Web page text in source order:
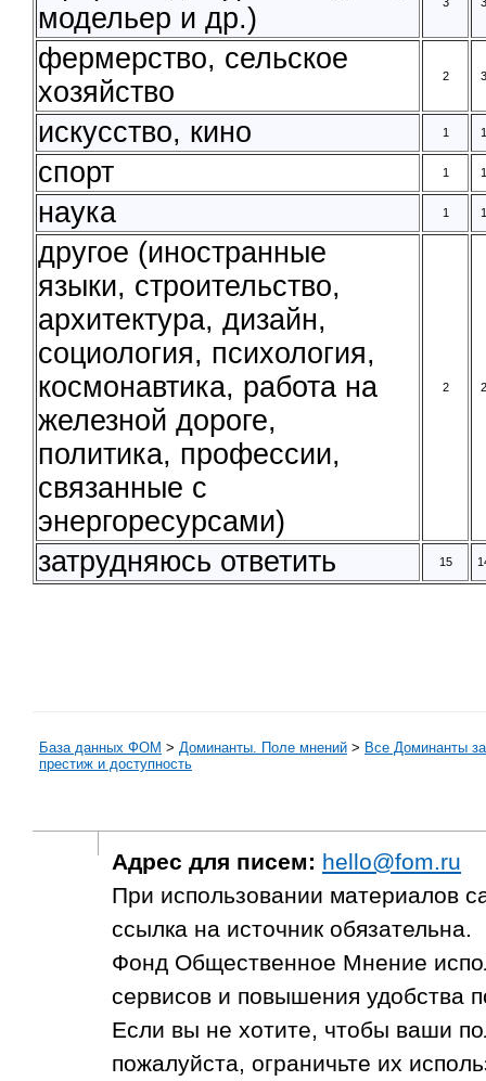
модельер и др.)
фермерство, сельское
хозяйство
2 3
искусство, кино 1 1
спорт 1 1
наука 1 1
другое (иностранные
языки, строительство,
архитектура, дизайн,
социология, психология,
космонавтика, работа на
железной дороге,
политика, профессии,
связанные с
энергоресурсами)
2 2
затрудняюсь ответить 15
База данных ФОМ > Доминанты. Поле мнений > Все Доминанты
престиж и доступность
Адрес для писем: hello@fom.ru
При использовании материалов
ссылка на источник обязательна.
Фонд Общественное Мнение
сервисов и повышения удобства
Если вы не хотите, чтобы ваши
пожалуйста, ограничьте их